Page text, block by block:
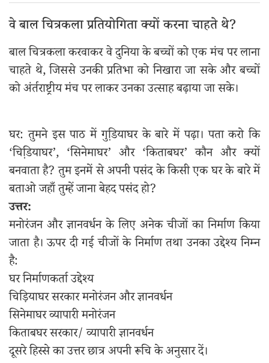
वे बाल चित्रकला प्रतियोगिता क्यों करना चाहते थे?
बाल चित्रकला करवाकर वे दुनिया के बच्चों को एक मंच पर लाना
चाहते थे, जिससे उनकी प्रतिभा को निखारा जा सके और बच्चों
को अंर्तराष्ट्रीय मंच पर लाकर उनका उत्साह बढ़ाया जा सके।
घर: तुमने इस पाठ में गुडि़याघर के बारे में पढ़ा। पता करो कि
‘चिडि़याघर’, ‘सिनेमाघर’ और ‘किताबघर’ कौन और क्यों
बनवाता है? तुम इनमें से अपनी पसंद के किसी एक घर के बारे में
बताओ जहाँ तुम्हें जाना बेहद पसंद हो?
उत्तर:
मनोरंजन और ज्ञानवर्धन के लिए अनेक चीजों का निर्माण किया
जाता है। ऊपर दी गई चीजों के निर्माण तथा उनका उद्देश्य निम्न
है:
घर निर्माणकर्ता उद्देश्य
चिड़ियाघर सरकार मनोरंजन और ज्ञानवर्धन
सिनेमाघर व्यापारी मनोरंजन
किताबघर सरकार/ व्यापारी ज्ञानवर्धन
दूसरे हिस्से का उत्तर छात्र अपनी रूचि के अनुसार दें।